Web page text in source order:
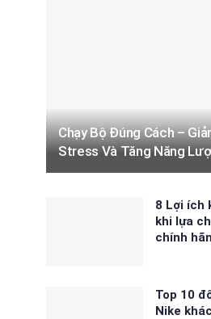
Chạy Bộ Đúng Cách –
Stress Và Tăng Năng
8 Lợi ích
khi lựa
chính
Top 10
Nike